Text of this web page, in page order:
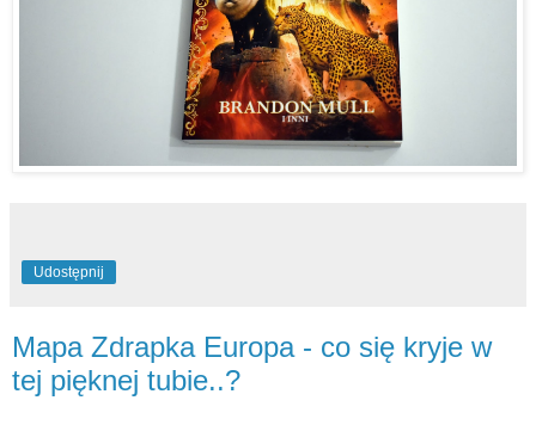
Udostępnij
Mapa Zdrapka Europa - co się kryje w
tej pięknej tubie..?